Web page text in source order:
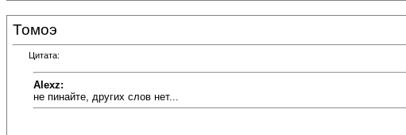
Томоэ
Цитата:
Alexz:
не пинайте, других слов нет...